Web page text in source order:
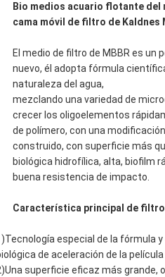
Bio medios acuario flotante
cama móvil de filtro de Kaldnes
El medio de filtro de MBBR es
nuevo, él adopta fórmula
naturaleza del agua,
mezclando una variedad de
crecer los oligoelementos
de polímero, con una
construido, con superficie más
biológica hidrofílica, alta, biofilm
buena resistencia de impacto.
Característica principal de filtro
especial de la fórmula
de aceleración de la película
superficie eficaz más grande,